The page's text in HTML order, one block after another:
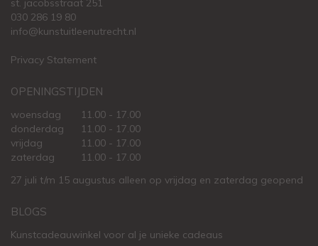
st. jacobsstraat 251
030 286 19 80
info@kunstuitleenutrecht.nl
Privacy Statement
OPENINGSTIJDEN
woensdag
11.00 - 17.00
donderdag
11.00 - 17.00
vrijdag
11.00 - 17.00
zaterdag
11.00 - 17.00
27 juli t/m 15 augustus alleen op vrijdag en zaterdag geopend
BLOGS
Kunstcadeauwinkel voor al je unieke cadeaus